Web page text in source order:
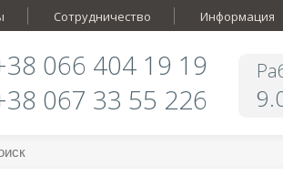
Сотрудничество Информация
066 404 19 19
067 33 55 226